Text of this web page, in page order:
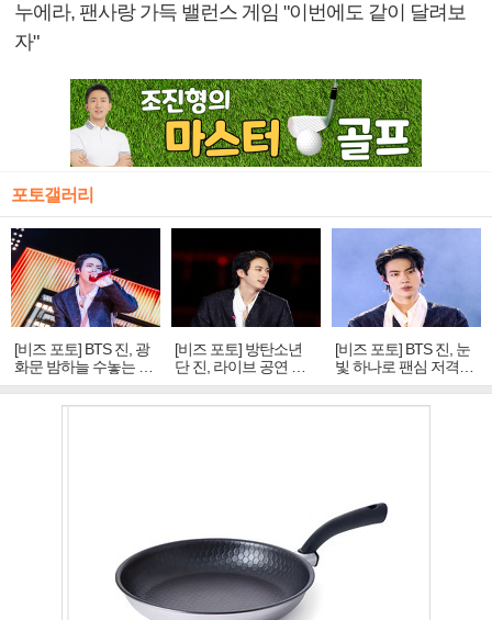
누에라, 팬사랑 가득 밸런스 게임 "이번에도 같이 달려보
자"
포토갤러리
[비즈 포토] BTS 진, 광
화문 밤하늘 수놓는 '비
주얼 킹'의 열창
[비즈 포토] 방탄소년
단 진, 라이브 공연 중
빛나는 독보적 아우라
[비즈 포토] BTS 진, 눈
빛 하나로 팬심 저격…
독보적 카리스마